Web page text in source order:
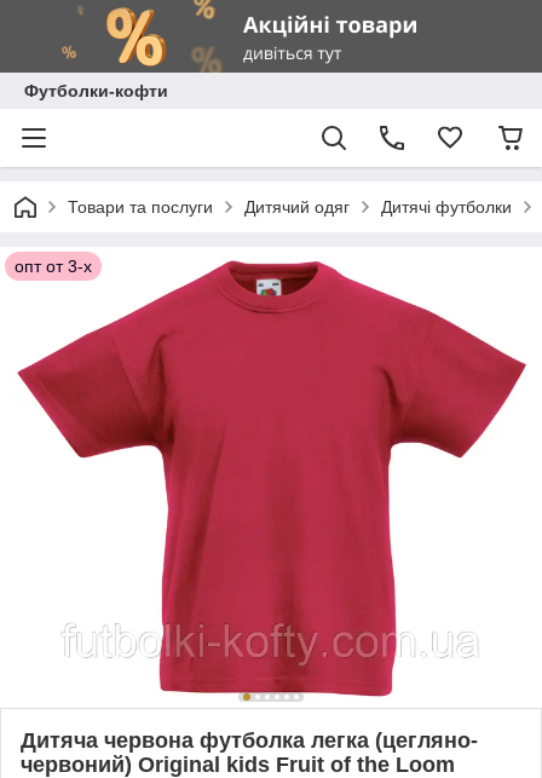
Футболки-кофти
Товари та послуги Дитячий одяг Дитячі футболки
опт от 3-х
Дитяча червона футболка легка (цегляно-
червоний) Original kids Fruit of the Loom